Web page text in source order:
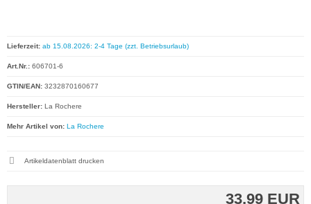
33,99 EUR
Lieferzeit: ab 15.08.2026: 2-4 Tage (zzt. Betriebsurlaub)
Art.Nr.: 606701-6
GTIN/EAN: 3232870160677
Hersteller: La Rochere
Mehr Artikel von: La Rochere
Artikeldatenblatt drucken